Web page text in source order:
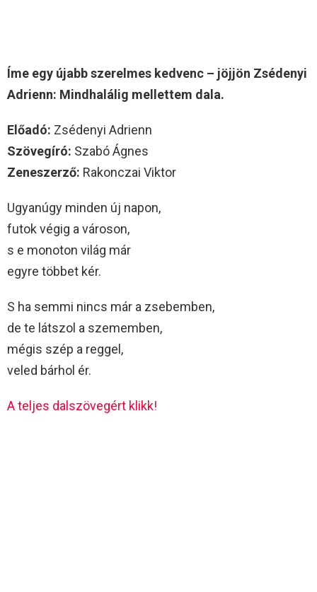
Íme egy újabb szerelmes kedvenc – jöjjön Zsédenyi
Adrienn: Mindhalálig mellettem dala.
Előadó: Zsédenyi Adrienn
Szövegíró: Szabó Ágnes
Zeneszerző: Rakonczai Viktor
Ugyanúgy minden új napon,
futok végig a városon,
s e monoton világ már
egyre többet kér.
S ha semmi nincs már a zsebemben,
de te látszol a szememben,
mégis szép a reggel,
veled bárhol ér.
A teljes dalszövegért klikk!